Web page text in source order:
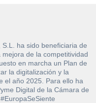
ha sido beneficiaria de
de la competitividad
en marcha un Plan de
la digitalización y la
el año 2025. Para ello ha
Digital de la Cámara de